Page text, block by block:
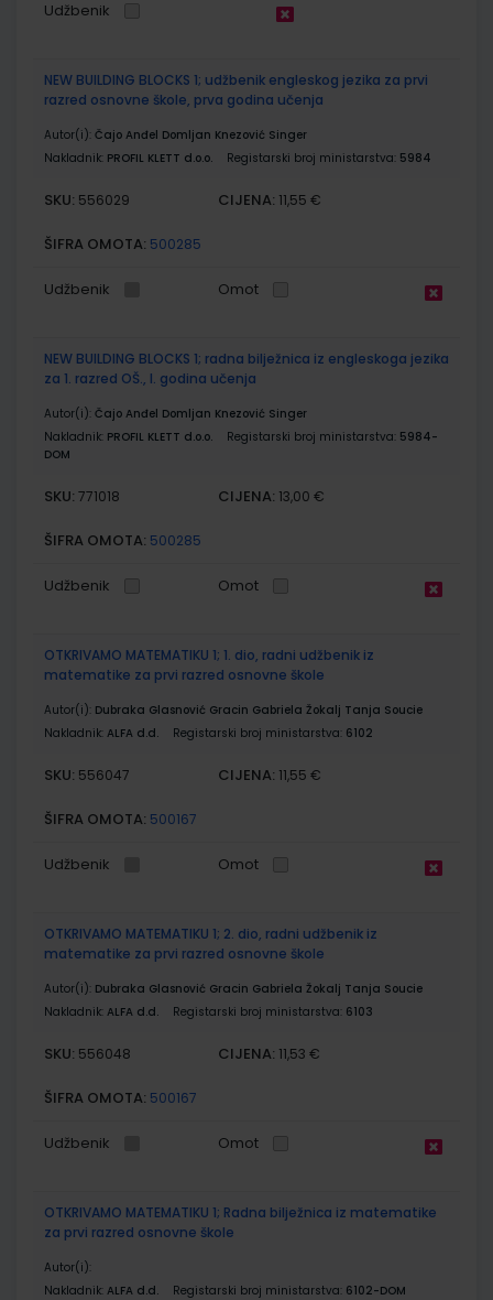
Udžbenik
NEW BUILDING BLOCKS 1; udžbenik engleskog jezika za prvi
razred osnovne škole, prva godina učenja
Autor(i): Čajo Anđel Domljan Knezović Singer
Nakladnik: PROFIL KLETT d.o.o. Registarski broj ministarstva: 5984
SKU: 556029 CIJENA: 11,55 €
ŠIFRA OMOTA: 500285
Udžbenik Omot
NEW BUILDING BLOCKS 1; radna bilježnica iz engleskoga jezika
za 1. razred OŠ., I. godina učenja
Autor(i): Čajo Anđel Domljan Knezović Singer
Nakladnik: PROFIL KLETT d.o.o. Registarski broj ministarstva: 5984-
DOM
SKU: 771018 CIJENA: 13,00 €
ŠIFRA OMOTA: 500285
Udžbenik Omot
OTKRIVAMO MATEMATIKU 1; 1. dio, radni udžbenik iz
matematike za prvi razred osnovne škole
Autor(i): Dubraka Glasnović Gracin Gabriela Žokalj Tanja Soucie
Nakladnik: ALFA d.d. Registarski broj ministarstva: 6102
SKU: 556047 CIJENA: 11,55 €
ŠIFRA OMOTA: 500167
Udžbenik Omot
OTKRIVAMO MATEMATIKU 1; 2. dio, radni udžbenik iz
matematike za prvi razred osnovne škole
Autor(i): Dubraka Glasnović Gracin Gabriela Žokalj Tanja Soucie
Nakladnik: ALFA d.d. Registarski broj ministarstva: 6103
SKU: 556048 CIJENA: 11,53 €
ŠIFRA OMOTA: 500167
Udžbenik Omot
OTKRIVAMO MATEMATIKU 1; Radna bilježnica iz matematike
za prvi razred osnovne škole
Autor(i):
Nakladnik: ALFA d.d. Registarski broj ministarstva: 6102-DOM